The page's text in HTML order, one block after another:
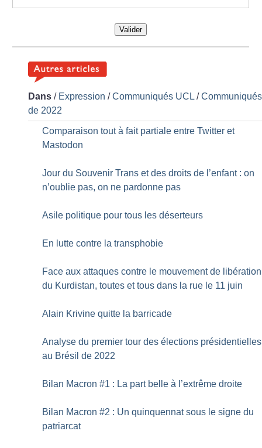
Valider
Dans / Expression /Communiqués UCL /Communiqués
de 2022
Comparaison tout à fait partiale entre Twitter et
Mastodon
Jour du Souvenir Trans et des droits de l’enfant : on
n’oublie pas, on ne pardonne pas
Asile politique pour tous les déserteurs
En lutte contre la transphobie
Face aux attaques contre le mouvement de libération
du Kurdistan, toutes et tous dans la rue le 11 juin
Alain Krivine quitte la barricade
Analyse du premier tour des élections présidentielles
au Brésil de 2022
Bilan Macron #1 : La part belle à l’extrême droite
Bilan Macron #2 : Un quinquennat sous le signe du
patriarcat